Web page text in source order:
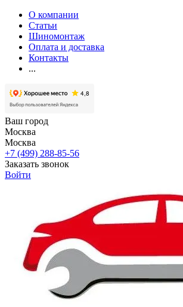
О компании
Статьи
Шиномонтаж
Оплата и доставка
Контакты
...
Ваш город
Москва
Москва
+7 (499) 288-85-56
Заказать звонок
Войти